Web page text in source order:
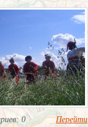
0 Перейти